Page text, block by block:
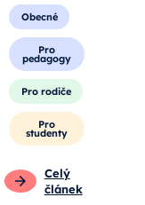
Obecné
Pro
pedagogy
Pro rodiče
Pro
studenty
Celý
článek